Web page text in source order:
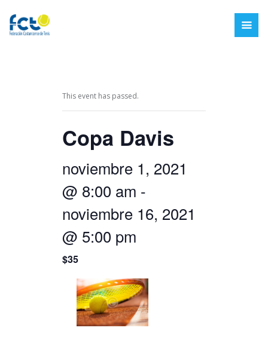
This event has passed.
Copa Davis
noviembre 1, 2021
@ 8:00 am -
noviembre 16, 2021
@ 5:00 pm
$35